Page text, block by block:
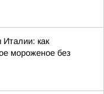
как
мороженое без